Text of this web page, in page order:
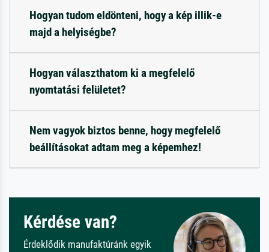
Hogyan tudom eldönteni, hogy a kép illik-e
majd a helyiségbe?
Hogyan választhatom ki a megfelelő
nyomtatási felületet?
Nem vagyok biztos benne, hogy megfelelő
beállításokat adtam meg a képemhez!
Kérdése van?
Érdeklődik manufaktúránk egyik